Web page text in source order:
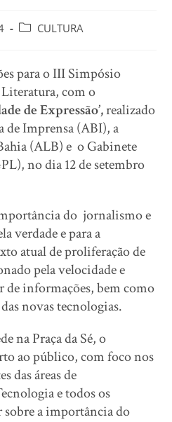
CULTURA
para o III Simpósio
com o
de Expressão’,realizado
de Imprensa (ABI), a
(ALB) e o Gabinete
no dia 12 de setembro
do jornalismo e
verdade e para a
atual de proliferação de
pela velocidade e
de informações, bem como
novas tecnologias.
na Praça da Sé, o
ao público, com foco nos
das áreas de
e todos os
sobre a importância do